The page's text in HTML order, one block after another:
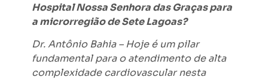
Hospital Nossa Senhora das Graças para
a microrregião de Sete Lagoas?
Dr. Antônio Bahia – Hoje é um pilar
fundamental para o atendimento de alta
complexidade cardiovascular nesta